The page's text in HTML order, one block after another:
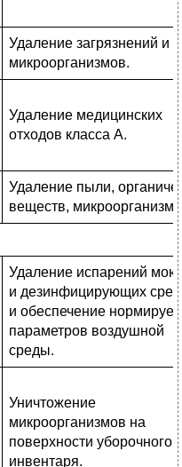
Удаление загрязнений и
микроорганизмов.
Удаление медицинских
отходов класса А.
Удаление пыли,
веществ,
Удаление испарений
и дезинфицирующих
и обеспечение
параметров воздушной
среды.
Уничтожение
микроорганизмов на
поверхности уборочного
инвентаря.